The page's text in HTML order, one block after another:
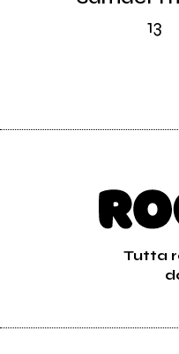
13
Tutta